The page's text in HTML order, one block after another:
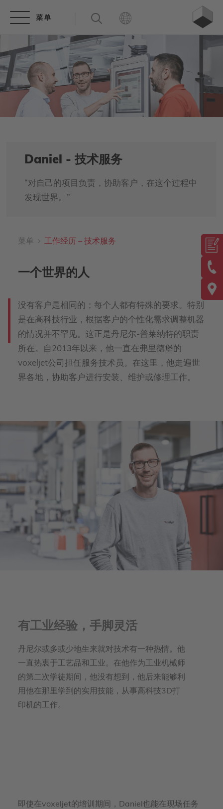
Daniel - 技术服务
“对自己的项目负责，协助客户，在这个过程中
发现世界。”
菜单 工作经历 – 技术服务
一个世界的人
没有客户是相同的；每个人都有特殊的要求。特别
是在高科技行业，根据客户的个性化需求调整机器
的情况并不罕见。这正是丹尼尔-普莱纳特的职责
所在。自2013年以来，他一直在弗里德堡的
voxeljet公司担任服务技术员。在这里，他走遍世
界各地，协助客户进行安装、维护或修理工作。
有工业经验，手脚灵活
丹尼尔或多或少地生来就对技术有一种热情。他
一直热衷于工艺品和工业。在他作为工业机械师
的第二次学徒期间，他没有想到，他后来能够利
用他在那里学到的实用技能，从事高科技3D打
印机的工作。
即使在voxeljet的培训期间，Daniel也能在现场任务